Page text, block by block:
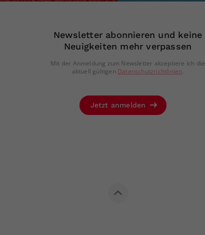
Newsletter abonnieren und keine
Neuigkeiten mehr verpassen
Mit der Anmeldung zum Newsletter akzeptiere ich die
aktuell gültigen Datenschutzrichtlinien.
Jetzt anmelden